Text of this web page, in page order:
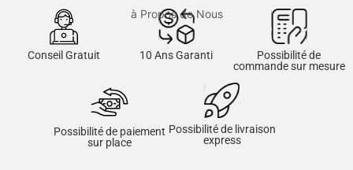
à Propos de Nous
Conseil Gratuit 10 Ans Garanti
Possibilité de
commande sur mesure
Possibilité de paiement
sur place
Possibilité de livraison
express